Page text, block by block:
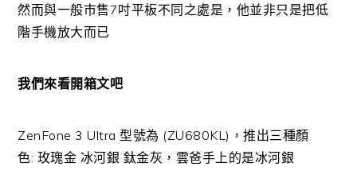
然而與一般市售7吋平板不同之處是，他並非只是把低
階手機放大而已
我們來看開箱文吧
ZenFone 3 Ultra 型號為 (ZU680KL)，推出三種顏
色: 玫瑰金 冰河銀 鈦金灰，雲爸手上的是冰河銀